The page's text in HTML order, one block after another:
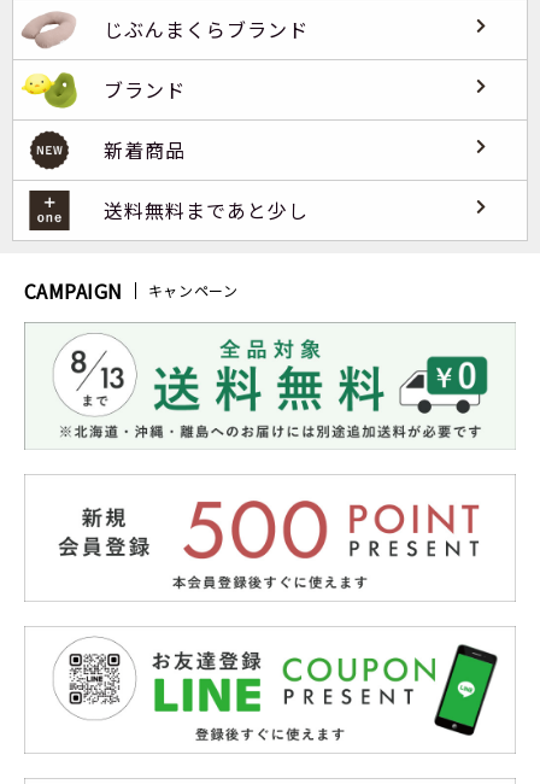
じぶんまくらブランド
ブランド
新着商品
送料無料まであと少し
CAMPAIGN キャンペーン